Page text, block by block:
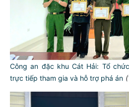
Công an đặc khu Cát Hải: Tổ
trực tiếp tham gia và hỗ trợ phá án